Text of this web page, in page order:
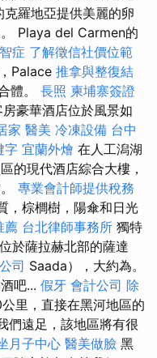
羅地亞提供美麗的卵
Playa del Carmen的
症 了解徵信社價位範
Palace 推拿與整復結
體。 長照 柬埔寨簽證
豪華酒店位於風景如
家 醫美 冷凍設備 台中
字 宜蘭外燴 在人工潟湖
的現代酒店綜合大樓，
專業會計師提供稅務
，棕櫚樹，陽傘和日光
薦 台北律師事務所 獨特
於薩拉赫北部的薩達
司 Saada），大約為。
吧... 假牙 會計公司 除
里，直接在黑河地區的
們遠足，該地區將有很
月子中心 醫美做臉 黑